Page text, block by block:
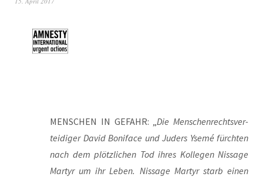
MENSCHEN IN GEFAHR: „Die Men­schen­rechts­ver­
tei­di­ger David Boni­face und Juders Yse­mé fürch­ten
nach dem plötz­li­chen Tod ihres Kol­le­gen Nis­sa­ge
Mar­tyr um ihr Leben. Nis­sa­ge Mar­tyr starb einen